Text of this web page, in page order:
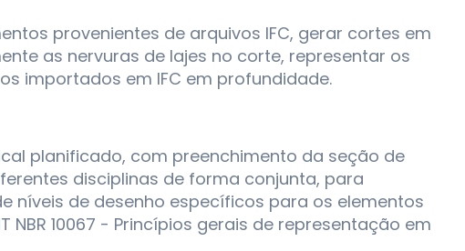
provenientes de arquivos IFC, gerar cortes em
as nervuras de lajes no corte, representar os
importados em IFC em profundidade.
planificado, com preenchimento da seção de
disciplinas de forma conjunta, para
de desenho específicos para os elementos
10067 - Princípios gerais de representação em